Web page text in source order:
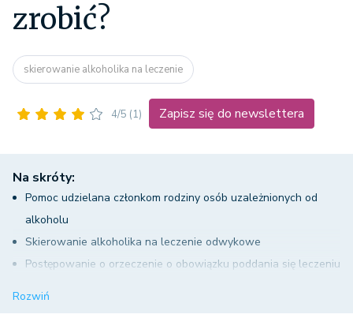
zrobić?
skierowanie alkoholika na leczenie
4/5 (1) Zapisz się do newslettera
Na skróty:
Pomoc udzielana członkom rodziny osób uzależnionych od
alkoholu
Skierowanie alkoholika na leczenie odwykowe
Postępowanie o orzeczenie o obowiązku poddania się leczeniu
Rozwiń